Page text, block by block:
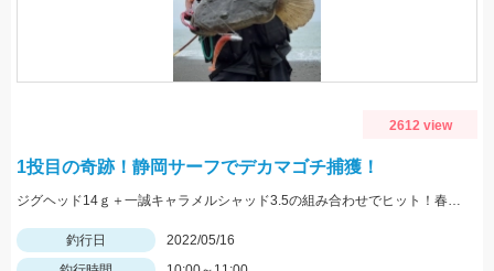
2612 view
1投目の奇跡！静岡サーフでデカマゴチ捕獲！
ジグヘッド14ｇ＋一誠キャラメルシャッド3.5の組み合わせでヒット！春の駿河湾サーフはマゴチ、ヒラメ、マダイ、青物など魚種が超豊富！
釣行日
2022/05/16